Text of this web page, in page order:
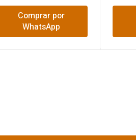
Comprar por
WhatsApp